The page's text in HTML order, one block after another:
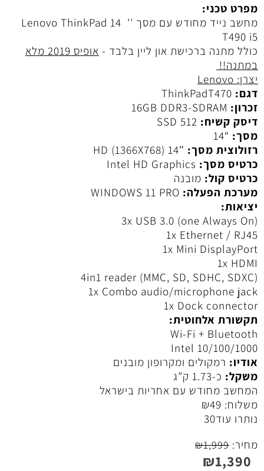
מפרט טכני:
מחשב נייד מחודש עם מסך '' 14 Lenovo ThinkPad
T490 i5
כולל מתנה ברכישת און ליין בלבד -
אופיס 2019 מלא
במתנה!!
יצרן: Lenovo
דגם: ThinkPadT470
זכרון: 16GB DDR3-SDRAM
דיסק קשיח: 512 SSD
מסך: “14
רזולוצית מסך: 14″ HD (1366X768)
כרטיס מסך: Intel HD Graphics
כרטיס קול: מובנה
מערכת הפעלה: WINDOWS 11 PRO
יציאות:
3x USB 3.0 (one Always On)
1x Ethernet / RJ45
1x Mini DisplayPort
1x HDMI
4in1 reader (MMC, SD, SDHC, SDXC)
1x Combo audio/microphone jack
1x Dock connector
תקשורת אלחוטית:
Wi-Fi + Bluetooth
Intel 10/100/1000
אודיו: רמקולים ומקרופון מובנים
משקל: כ-1.73 ק”ג
המחשב מחודש עם אחריות בישראל
משלוח:
₪49
נותרו עוד30
מחיר:
₪1,999
₪1,390